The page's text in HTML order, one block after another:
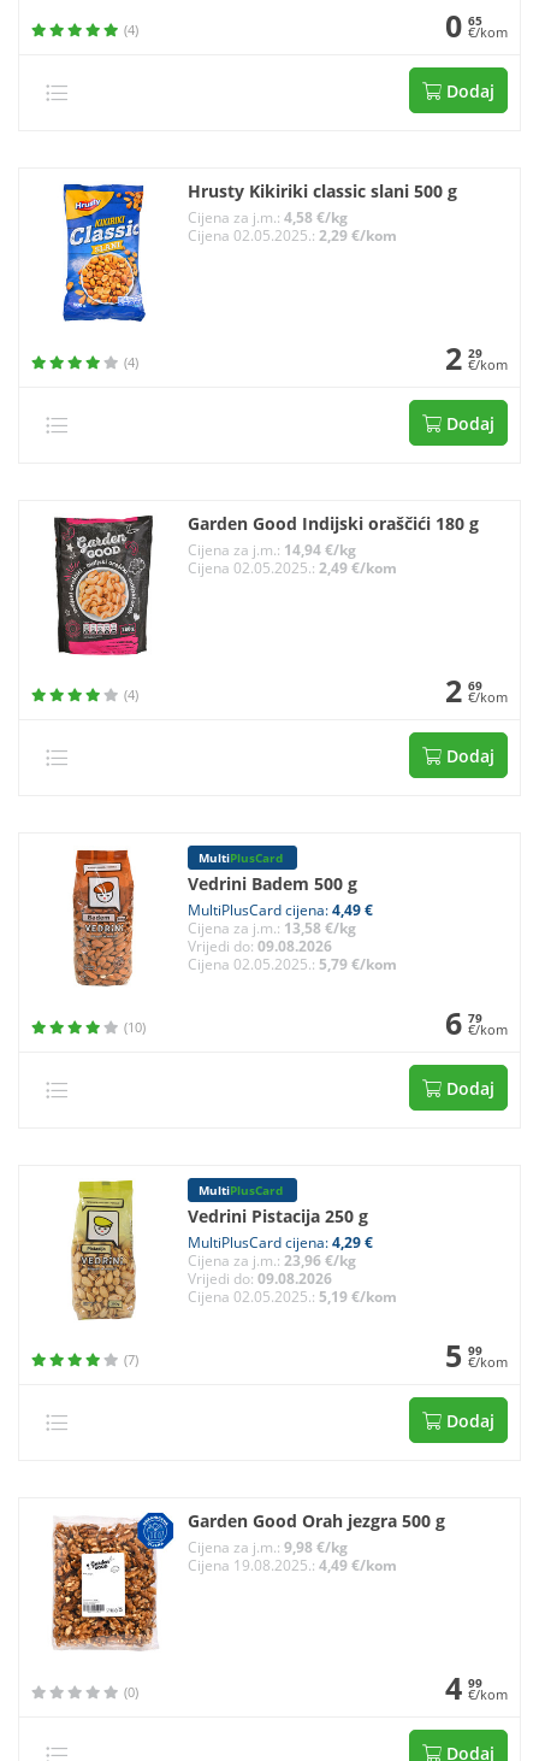
(4) 0 65
€/kom
Dodaj
Hrusty Kikiriki classic slani 500 g
Cijena za j.m.: 4,58 €/kg
Cijena 02.05.2025.: 2,29 €/kom
(4) 2 29
€/kom
Dodaj
Garden Good Indijski oraščići 180 g
Cijena za j.m.: 14,94 €/kg
Cijena 02.05.2025.: 2,49 €/kom
(4) 2 69
€/kom
Dodaj
MultiPlusCard
Vedrini Badem 500 g
MultiPlusCard cijena:4,49 €
Cijena za j.m.: 13,58 €/kg
Vrijedi do: 09.08.2026
Cijena 02.05.2025.: 5,79 €/kom
(10) 6 79
€/kom
Dodaj
MultiPlusCard
Vedrini Pistacija 250 g
MultiPlusCard cijena:4,29 €
Cijena za j.m.: 23,96 €/kg
Vrijedi do: 09.08.2026
Cijena 02.05.2025.: 5,19 €/kom
(7) 5 99
€/kom
Dodaj
Garden Good Orah jezgra 500 g
Cijena za j.m.: 9,98 €/kg
Cijena 19.08.2025.: 4,49 €/kom
(0) 4 99
€/kom
Dodaj